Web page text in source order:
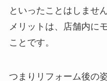
といったことはしませ
メリットは、店舗内に
ことです。
つまりリフォーム後の